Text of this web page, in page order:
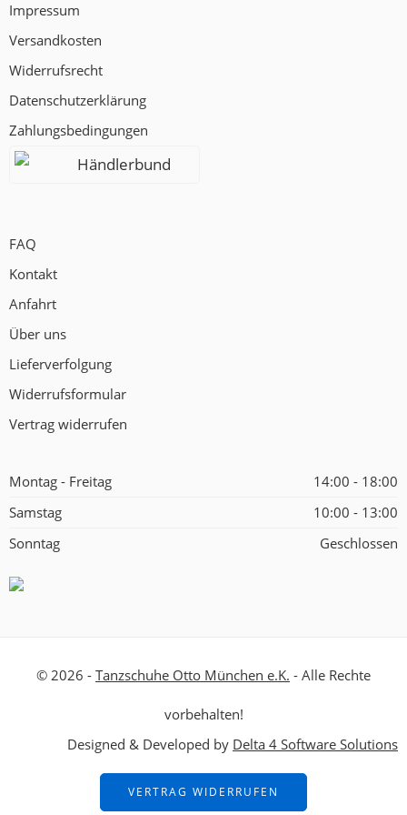
Impressum
Versandkosten
Widerrufsrecht
Datenschutzerklärung
Zahlungsbedingungen
Händlerbund
FAQ
Kontakt
Anfahrt
Über uns
Lieferverfolgung
Widerrufsformular
Vertrag widerrufen
Montag - Freitag
14:00 - 18:00
Samstag
10:00 - 13:00
Sonntag
Geschlossen
© 2026 - Tanzschuhe Otto München e.K. - Alle Rechte
vorbehalten!
Designed & Developed by Delta 4 Software Solutions
VERTRAG WIDERRUFEN